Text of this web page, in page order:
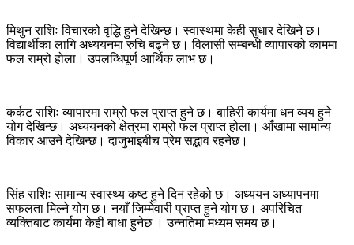
मिथुन राशिः विचारको वृद्धि हुने देखिन्छ। स्वास्थमा केही सुधार देखिने छ।
विद्यार्थीका लागि अध्ययनमा रुचि बढ्ने छ। विलासी सम्बन्धी व्यापारको काममा
फल राम्रो होला। उपलव्धिपूर्ण आर्थिक लाभ छ।
कर्कट राशिः व्यापारमा राम्रो फल प्राप्त हुने छ। बाहिरी कार्यमा धन व्यय हुने
योग देखिन्छ। अध्ययनको क्षेत्रमा राम्रो फल प्राप्त होला। आँखामा सामान्य
विकार आउने देखिन्छ। दाजुभाइबीच प्रेम सद्भाव रहनेछ।
सिंह राशिः सामान्य स्वास्थ्य कष्ट हुने दिन रहेको छ। अध्ययन अध्यापनमा
सफलता मिल्ने योग छ। नयाँ जिम्मेवारी प्राप्त हुने योग छ। अपरिचित
व्यक्तिबाट कार्यमा केही बाधा हुनेछ । उन्नतिमा मध्यम समय छ।